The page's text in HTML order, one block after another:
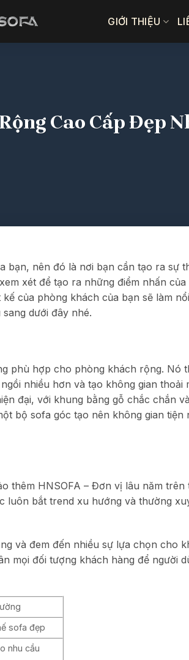
GIỚI THIỆU
Cao Cấp Đẹp
bạn, nên đó là nơi bạn cần tạo ra sự
xét để tạo ra những điểm nhấn
của phòng khách của bạn sẽ làm
dưới đây nhé.
phù hợp cho phòng khách rộng. Nó
nhiều hơn và tạo không gian thoải
đại, với khung bằng gỗ chắc chắn
bộ sofa góc tạo nên không gian tiện
thêm HNSOFA – Đơn vị lâu năm
bắt trend xu hướng và thường
và đem đến nhiều sự lựa chọn cho
mọi đối tượng khách hàng để người
sofa đẹp
nhu cầu